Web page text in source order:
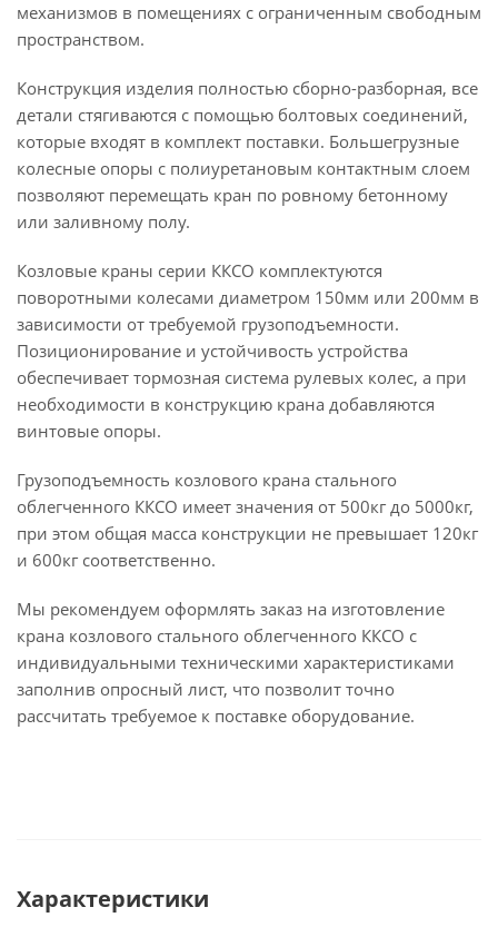
механизмов в помещениях с ограниченным свободным
пространством.
Конструкция изделия полностью сборно-разборная, все
детали стягиваются с помощью болтовых соединений,
которые входят в комплект поставки. Большегрузные
колесные опоры с полиуретановым контактным слоем
позволяют перемещать кран по ровному бетонному
или заливному полу.
Козловые краны серии ККСО комплектуются
поворотными колесами диаметром 150мм или 200мм в
зависимости от требуемой грузоподъемности.
Позиционирование и устойчивость устройства
обеспечивает тормозная система рулевых колес, а при
необходимости в конструкцию крана добавляются
винтовые опоры.
Грузоподъемность козлового крана стального
облегченного ККСО имеет значения от 500кг до 5000кг,
при этом общая масса конструкции не превышает 120кг
и 600кг соответственно.
Мы рекомендуем оформлять заказ на изготовление
крана козлового стального облегченного ККСО с
индивидуальными техническими характеристиками
заполнив опросный лист, что позволит точно
рассчитать требуемое к поставке оборудование.
Характеристики